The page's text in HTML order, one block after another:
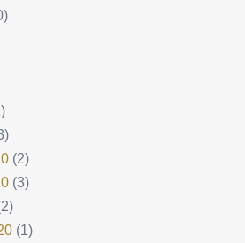
(2)
(3)
(1)